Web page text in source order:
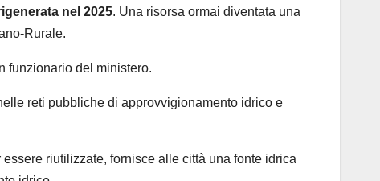
nel 2025. Una risorsa ormai diventata una
Rurale.
funzionario del ministero.
reti pubbliche di approvvigionamento idrico e
riutilizzate, fornisce alle città una fonte idrica